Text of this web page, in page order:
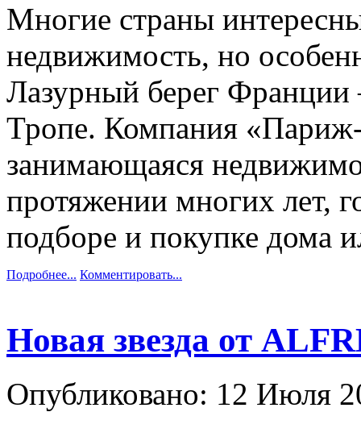
Многие страны
недвижимость, но
Лазурный берег
Тропе. Компания
занимающаяся
протяжении многих лет,
подборе и покупке дома
Подробнее... Комментировать...
Новая звезда от
Опубликовано: 12 Июля